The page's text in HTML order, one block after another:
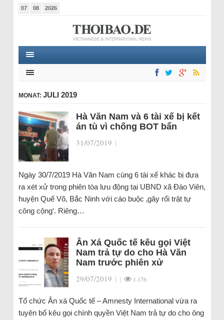
07 08 2026
MONAT: JULI 2019
Hà Văn Nam và 6 tài xế bị kết
án tù vì chống BOT bẩn
31/07/2019 |
Ngày 30/7/2019 Hà Văn Nam cùng 6 tài xế khác bị đưa
ra xét xử trong phiên tòa lưu động tại UBND xã Đào Viên,
huyện Quế Võ, Bắc Ninh với cáo buộc ‚gây rối trật tự
công cộng‘. Riêng…
Ân Xá Quốc tế kêu gọi Việt
Nam trả tự do cho Hà Văn
Nam trước phiên xử
29/07/2019 | | 1.176
Tổ chức Ân xá Quốc tế – Amnesty International vừa ra
tuyên bố kêu gọi chính quyền Việt Nam trả tự do cho ông